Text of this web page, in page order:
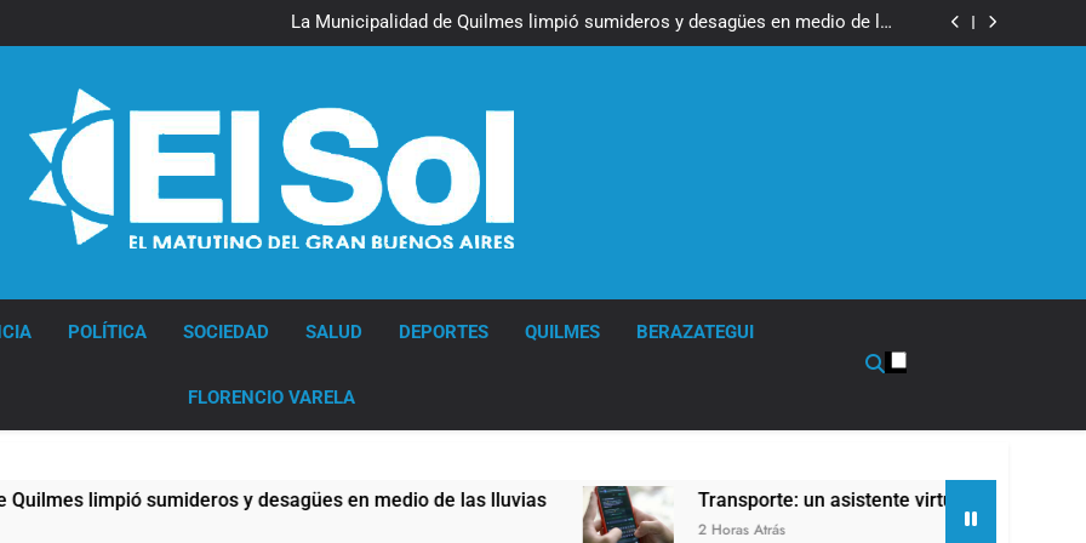
La Municipalidad de Quilmes limpió sumideros y desagües en medio de las
lluvias
Transporte: un asistente virtual para consultar infracciones en segundos
La Municipalidad de Quilmes limpió sumideros y desagües en medio de las
Transporte: un asistente virtual para consultar infracciones en segundos
Una gran convocatoria en la obra teatral «Los Abuelos No Mienten»
POLÍTICA SOCIEDAD SALUD DEPORTES QUILMES BERAZATEGUI
FLORENCIO VARELA
sumideros y desagües en medio de las lluvias Transporte: un asistente virtual para consultar
2 Horas Atrás